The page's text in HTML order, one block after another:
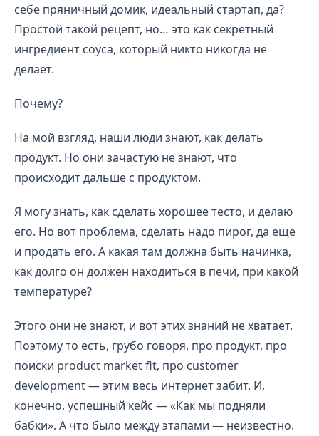
себе пряничный домик, идеальный стартап, да?
Простой такой рецепт, но… это как секретный
ингредиент соуса, который никто никогда не
делает.
Почему?
На мой взгляд, наши люди знают, как делать
продукт. Но они зачастую не знают, что
происходит дальше с продуктом.
Я могу знать, как сделать хорошее тесто, и делаю
его. Но вот проблема, сделать надо пирог, да еще
и продать его. А какая там должна быть начинка,
как долго он должен находиться в печи, при какой
температуре?
Этого они не знают, и вот этих знаний не хватает.
Поэтому то есть, грубо говоря, про продукт, про
поиски product market fit, про customer
development — этим весь интернет забит. И,
конечно, успешный кейс — «Как мы подняли
бабки». А что было между этапами — неизвестно.